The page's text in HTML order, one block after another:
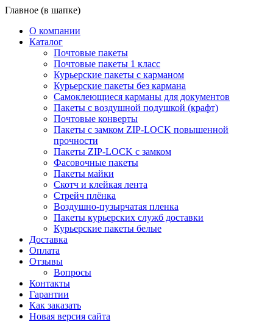
Главное (в шапке)
О компании
Каталог
Почтовые пакеты
Почтовые пакеты 1 класс
Курьерские пакеты с карманом
Курьерские пакеты без кармана
Самоклеющиеся карманы для документов
Пакеты с воздушной подушкой (крафт)
Почтовые конверты
Пакеты с замком ZIP-LOCK повышенной
прочности
Пакеты ZIP-LOCK с замком
Фасовочные пакеты
Пакеты майки
Скотч и клейкая лента
Стрейч плёнка
Воздушно-пузырчатая пленка
Пакеты курьерских служб доставки
Курьерские пакеты белые
Доставка
Оплата
Отзывы
Вопросы
Контакты
Гарантии
Как заказать
Новая версия сайта